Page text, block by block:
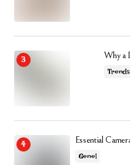
Why a
Trends
Essential
Genel